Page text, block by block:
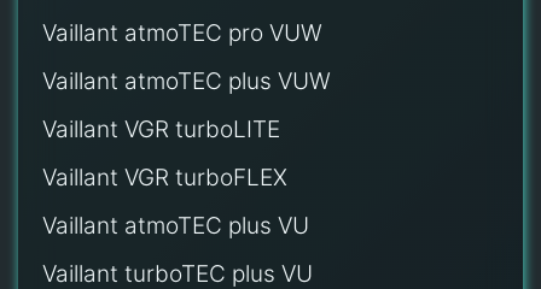
Vaillant atmoTEC pro VUW
Vaillant atmoTEC plus VUW
Vaillant VGR turboLITE
Vaillant VGR turboFLEX
Vaillant atmoTEC plus VU
Vaillant turboTEC plus VU